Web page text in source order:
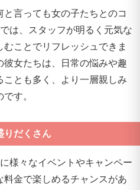
言っても女の子たちとのコ
は、スタッフが明るく元気な
ことでリフレッシュできま
女たちは、日常の悩みや趣
とも多く、より一層親しみ
す。
りだくさん
様々なイベントやキャンペー
金で楽しめるチャンスがあ